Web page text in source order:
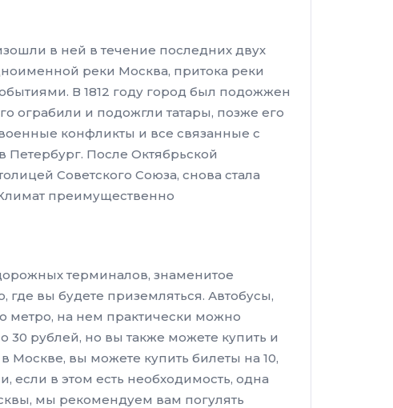
в ней в течение последних двух
реки Москва, притока реки
В 1812 году город был подожжен
ограбили и подожгли татары, позже его
конфликты и все связанные с
После Октябрьской
Советского Союза, снова стала
преимущественно
терминалов, знаменитое
вы будете приземляться. Автобусы,
метро, на нем практически можно
30 рублей, но вы также можете купить и
Москве, вы можете купить билеты на 10,
если в этом есть необходимость, одна
мы рекомендуем вам погулять